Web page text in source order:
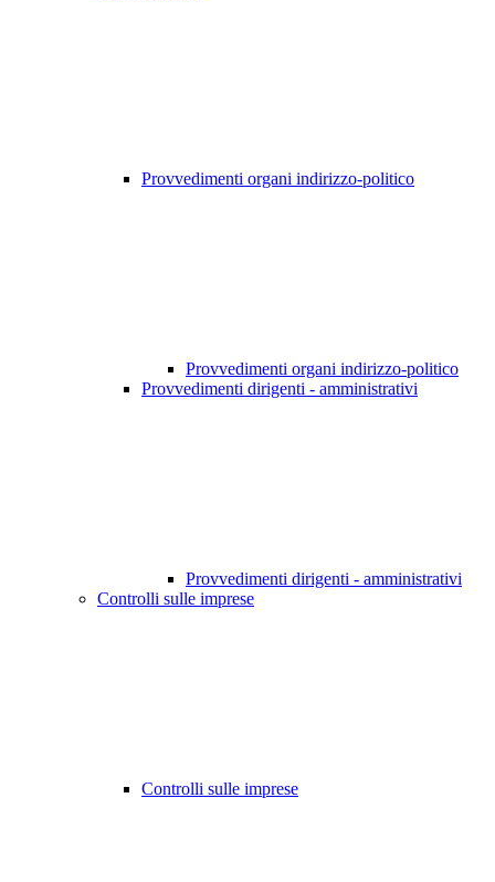
Provvedimenti organi indirizzo-politico
Provvedimenti organi indirizzo-politico
Provvedimenti dirigenti - amministrativi
Provvedimenti dirigenti - amministrativi
Controlli sulle imprese
Controlli sulle imprese